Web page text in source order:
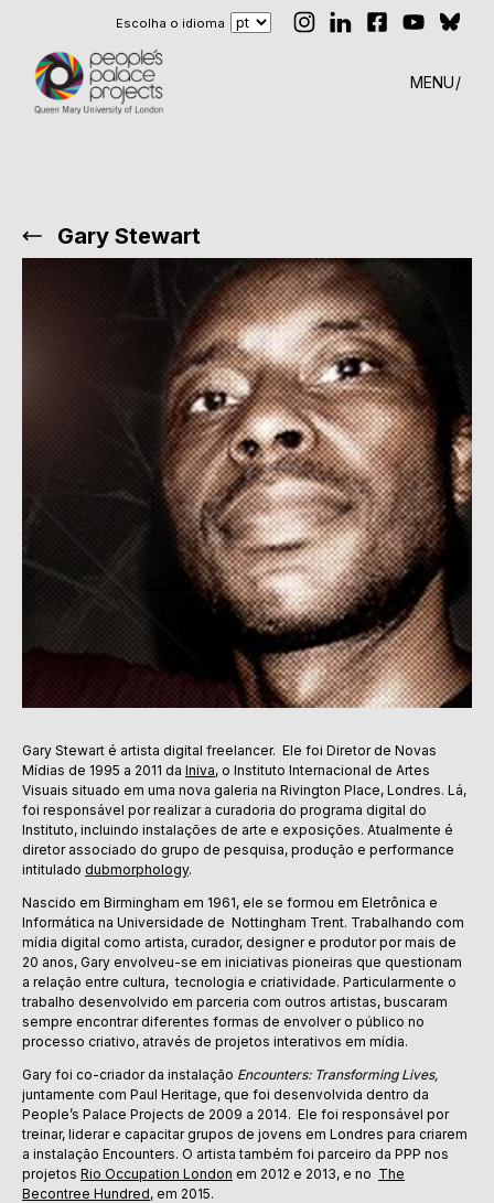
Escolha o idioma
MENU
Gary Stewart
Gary Stewart é artista digital freelancer. Ele foi Diretor de Novas
Mídias de 1995 a 2011 da Iniva, o Instituto Internacional de Artes
Visuais situado em uma nova galeria na Rivington Place, Londres. Lá,
foi responsável por realizar a curadoria do programa digital do
Instituto, incluindo instalações de arte e exposições. Atualmente é
diretor associado do grupo de pesquisa, produção e performance
intitulado dubmorphology.
Nascido em Birmingham em 1961, ele se formou em Eletrônica e
Informática na Universidade de Nottingham Trent. Trabalhando com
mídia digital como artista, curador, designer e produtor por mais de
20 anos, Gary envolveu-se em iniciativas pioneiras que questionam
a relação entre cultura, tecnologia e criatividade. Particularmente o
trabalho desenvolvido em parceria com outros artistas, buscaram
sempre encontrar diferentes formas de envolver o público no
processo criativo, através de projetos interativos em mídia.
Gary foi co-criador da instalação Encounters: Transforming Lives,
juntamente com Paul Heritage, que foi desenvolvida dentro da
People’s Palace Projects de 2009 a 2014. Ele foi responsável por
treinar, liderar e capacitar grupos de jovens em Londres para criarem
a instalação Encounters. O artista também foi parceiro da PPP nos
projetos Rio Occupation London em 2012 e 2013, e no The
Becontree Hundred, em 2015.